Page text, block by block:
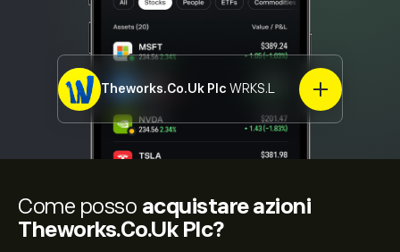
Theworks.Co.Uk Plc WRKS.L
Come posso acquistare azioni
Theworks.Co.Uk Plc?